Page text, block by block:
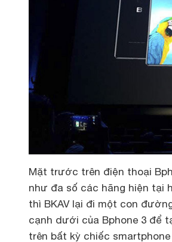
Mặt trước trên điện thoại
như đa số các hãng hiện tại
thì BKAV lại đi một con
cạnh dưới của Bphone 3 để
trên bất kỳ chiếc